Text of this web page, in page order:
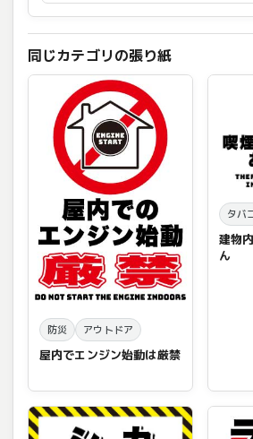
同じカテゴリの張り紙
防災 アウトドア
屋内でエンジン始動は厳禁
タバ
建物
ん